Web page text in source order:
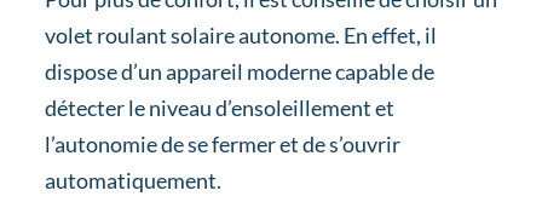
volet roulant solaire autonome. En effet, il
dispose d’un appareil moderne capable de
détecter le niveau d’ensoleillement et
l’autonomie de se fermer et de s’ouvrir
automatiquement.